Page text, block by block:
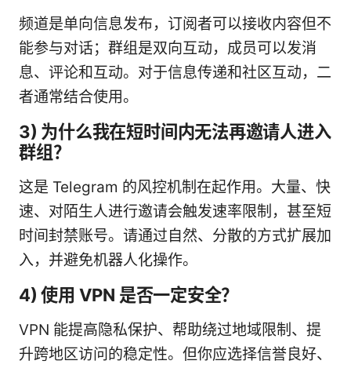
频道是单向信息发布，订阅者可以接收内容但不
能参与对话；群组是双向互动，成员可以发消
息、评论和互动。对于信息传递和社区互动，二
者通常结合使用。
3) 为什么我在短时间内无法再邀请人进入
群组？
这是 Telegram 的风控机制在起作用。大量、快
速、对陌生人进行邀请会触发速率限制，甚至短
时间封禁账号。请通过自然、分散的方式扩展加
入，并避免机器人化操作。
4) 使用 VPN 是否一定安全？
VPN 能提高隐私保护、帮助绕过地域限制、提
升跨地区访问的稳定性。但你应选择信誉良好、